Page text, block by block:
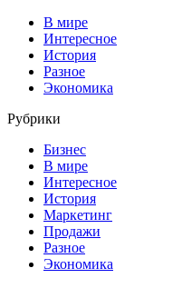
В мире
Интересное
История
Разное
Экономика
Рубрики
Бизнес
В мире
Интересное
История
Маркетинг
Продажи
Разное
Экономика